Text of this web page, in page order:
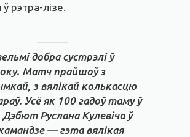
рэтра-лізе.
добра сустрэлі ў
Матч прайшоў з
з вялікай колькасцю
Усё як 100 гадоў таму ў
Дэбют Руслана Кулевіча ў
— гэта вялікая